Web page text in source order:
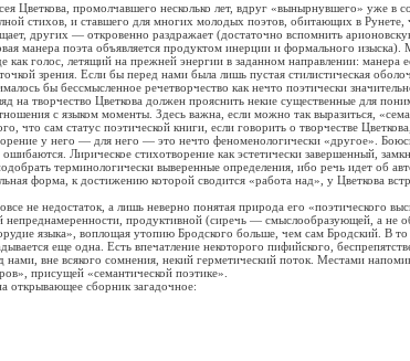
Цветкова, промолчавшего несколько лет, вдруг «вынырнувшего» уже в
стихов, и ставшего для многих молодых поэтов, обитающих в Рунете,
других — откровенно раздражает (достаточно вспомнить
манера поэта объявляется продуктом инерции и формального изыска).
как голос, летящий на прежней энергии в заданном направлении: манера
зрения. Если бы перед нами была лишь пустая стилистическая
бы бессмысленное речетворчество как нечто поэтически
на творчество Цветкова должен прояснить некие существенные для
с языком моменты. Здесь важна, если можно так выразиться,
что сам статус поэтической книги, если говорить о творчестве
у него — для него — это нечто феноменологически «другое».
Лирическое стихотворение как эстетически завершенный,
терминологически выверенные определения, ибо речь идет об
форма, к достижению которой сводится «работа над», у Цветкова
недостаток, а лишь неверно понятая природа его «поэтического
непреднамеренности, продуктивной (сиречь — смыслообразующей, а не
языка», воплощая утопию Бродского больше, чем сам Бродский. В
еще одна. Есть впечатление некоторого пифийского,
нами, вне всякого сомнения, некий герметический поток. Местами
присущей «семантической поэтике».
сборник загадочное: